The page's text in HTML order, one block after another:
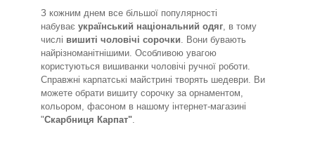
З кожним днем все більшої популярності
набуває український національний одяг , в тому
числі вишиті чоловічі сорочки . Вони бувають
найрізноманітнішими. Особливою увагою
користуються вишиванки чоловічі ручної роботи.
Справжні карпатські майстрині творять шедеври. Ви
можете обрати вишиту сорочку за орнаментом,
кольором, фасоном в нашому інтернет-магазині
"Скарбниця Карпат"